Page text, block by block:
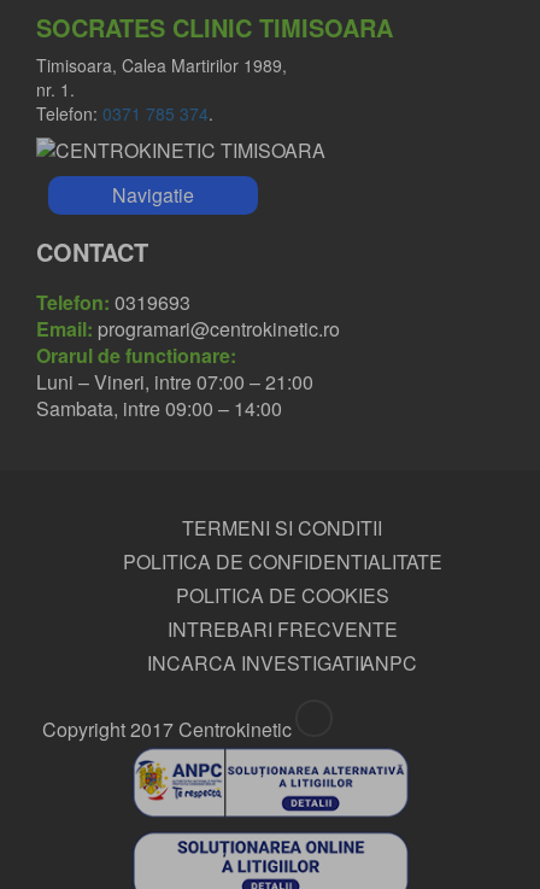
SOCRATES CLINIC TIMISOARA
Timisoara, Calea Martirilor 1989,
nr. 1.
Telefon: 0371 785 374.
Navigatie
CONTACT
Telefon: 0319693
Email: programari@centrokinetic.ro
Orarul de functionare:
Luni – Vineri, intre 07:00 – 21:00
Sambata, intre 09:00 – 14:00
TERMENI SI CONDITII
POLITICA DE CONFIDENTIALITATE
POLITICA DE COOKIES
INTREBARI FRECVENTE
INCARCA INVESTIGATIIANPC
Copyright 2017 Centrokinetic